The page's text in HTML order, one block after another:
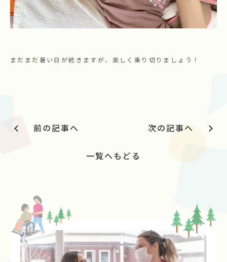
まだまだ暑い日が続きますが、楽しく乗り切りましょう！
前の記事へ
一覧へもどる
次の記事へ